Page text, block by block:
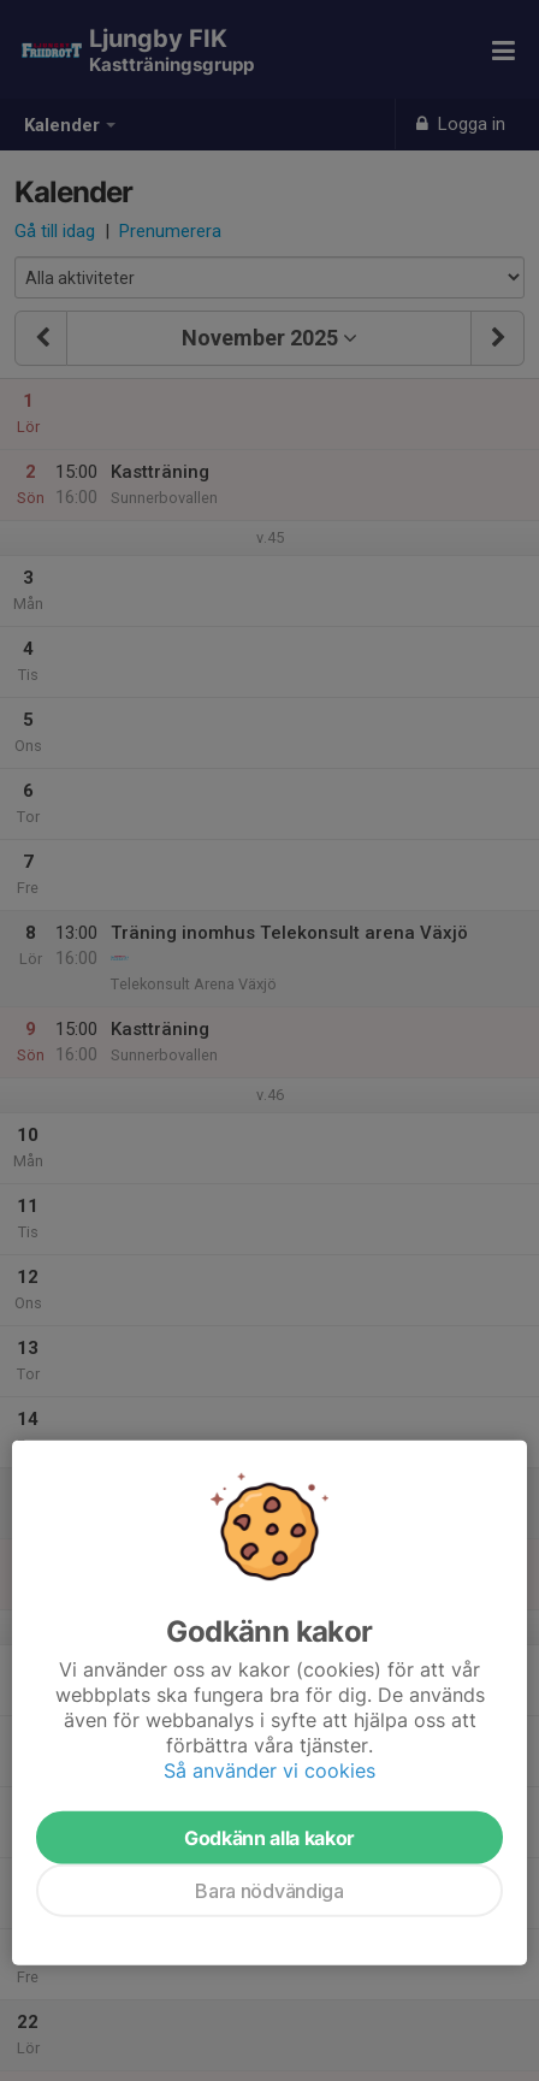
Kalender Logga in
Ljungby FIK
Kastträningsgrupp
Kalender
Gå till idag | Prenumerera
November 2025
1
Lör
2
Sön
15:00
16:00
Kastträning
Sunnerbovallen
v.45
3
Mån
4
Tis
5
Ons
6
Tor
7
Fre
8
Lör
13:00
16:00
Träning inomhus Telekonsult arena Växjö
Telekonsult Arena Växjö
9
Sön
15:00
16:00
Kastträning
Sunnerbovallen
v.46
10
Mån
11
Tis
12
Ons
13
Tor
14
Fre
v.47
Ons
Fre
22
Lör
Godkänn kakor
Vi använder oss av kakor (cookies) för att vår
webbplats ska fungera bra för dig. De används
även för webbanalys i syfte att hjälpa oss att
förbättra våra tjänster.
Så använder vi cookies
Godkänn alla kakor
Bara nödvändiga